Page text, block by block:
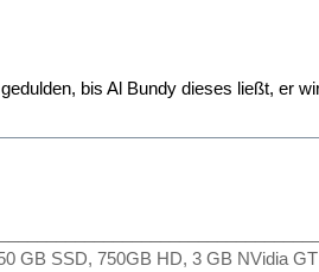
bis Al Bundy dieses ließt, er
GB SSD, 750GB HD, 3 GB NVidia